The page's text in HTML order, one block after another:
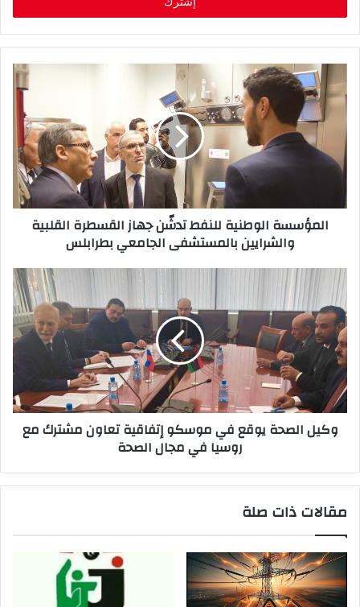
ب
ر
ا
إ
ل
ك
ر
المؤسسة الوطنية للنفط تدشّن جهاز القسطرة القلبية
والشرايين بالمستشفى الجامعي بطرابلس
وكيل الصحة يوقع في موسكو إتفاقية تعاون مشترك مع
روسيا في مجال الصحة
مقالات ذات صلة